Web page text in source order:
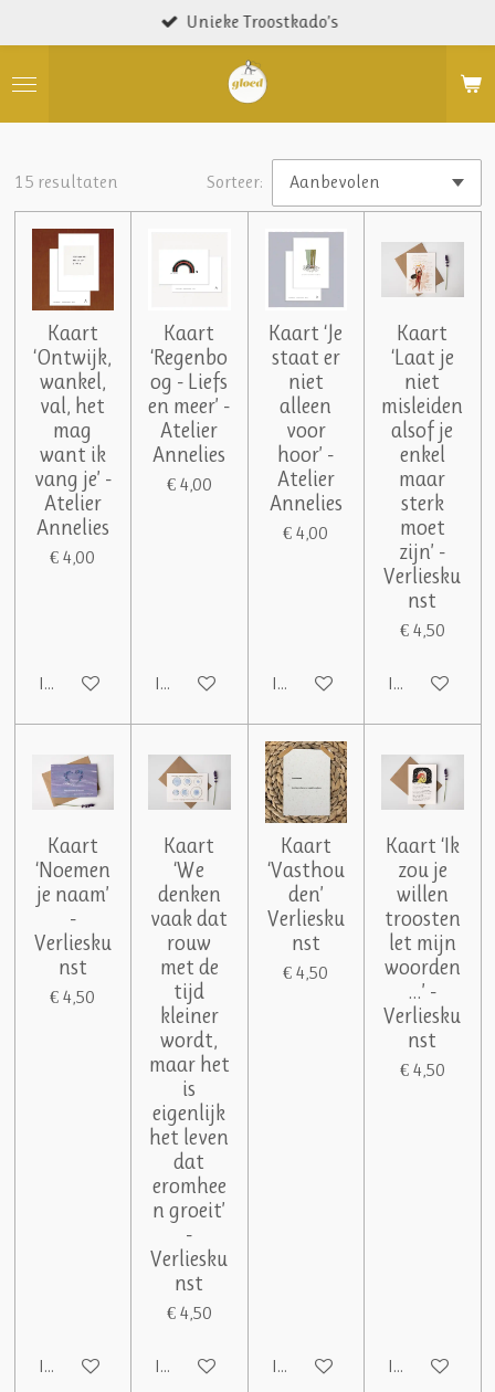
direct
naar
hoofdinhoud
Unieke Troostkado’s
15 resultaten Sorteer:
Kaart
‘Ontwijk,
wankel,
val, het
mag
want ik
vang je’ -
Atelier
Annelies
€ 4,00
In winkelwagen
Kaart
‘Regenbo
og - Liefs
en meer’ -
Atelier
Annelies
€ 4,00
In winkelwagen
Kaart ‘Je
staat er
niet
alleen
voor
hoor’ -
Atelier
Annelies
€ 4,00
In winkelwagen
Kaart
‘Laat je
niet
misleiden
alsof je
enkel
maar
sterk
moet
zijn’ -
Verliesku
nst
€ 4,50
In
Kaart
‘Noemen
je naam’
-
Verliesku
nst
€ 4,50
In winkelwagen
Kaart
‘We
denken
vaak dat
rouw
met de
tijd
kleiner
wordt,
maar het
is
eigenlijk
het leven
dat
eromhee
n groeit’
-
Verliesku
nst
€ 4,50
In winkelwagen
Kaart
‘Vasthou
den’
Verliesku
nst
€ 4,50
In winkelwagen
Kaart ‘Ik
zou je
willen
troosten
let mijn
woorden
…’ -
Verliesku
nst
€ 4,50
In